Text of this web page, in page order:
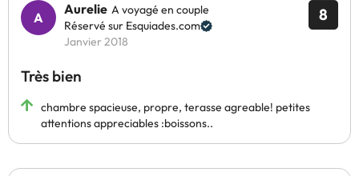
8
Aurelie A voyagé en couple
Réservé sur Esquiades.com
Janvier 2018
Très bien
chambre spacieuse, propre, terasse agreable! petites
attentions appreciables :boissons..